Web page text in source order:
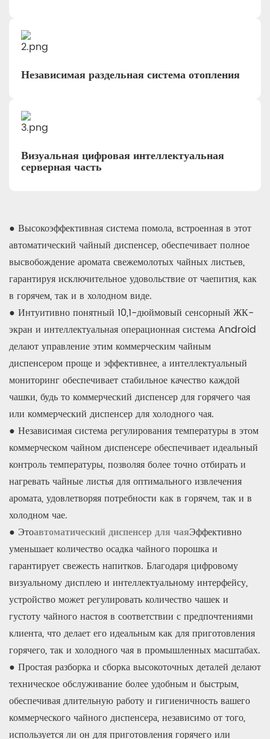
Независимая раздельная система отопления
Визуальная цифровая интеллектуальная
серверная часть
● Высокоэффективная система помола, встроенная в этот
автоматический чайный диспенсер, обеспечивает полное
высвобождение аромата свежемолотых чайных листьев,
гарантируя исключительное удовольствие от чаепития, как
в горячем, так и в холодном виде.
● Интуитивно понятный 10,1-дюймовый сенсорный ЖК-
экран и интеллектуальная операционная система Android
делают управление этим коммерческим чайным
диспенсером проще и эффективнее, а интеллектуальный
мониторинг обеспечивает стабильное качество каждой
чашки, будь то коммерческий диспенсер для горячего чая
или коммерческий диспенсер для холодного чая.
● Независимая система регулирования температуры в этом
коммерческом чайном диспенсере обеспечивает идеальный
контроль температуры, позволяя более точно отбирать и
нагревать чайные листья для оптимального извлечения
аромата, удовлетворяя потребности как в горячем, так и в
холодном чае.
● Этоавтоматический диспенсер для чаяЭффективно
уменьшает количество осадка чайного порошка и
гарантирует свежесть напитков. Благодаря цифровому
визуальному дисплею и интеллектуальному интерфейсу,
устройство может регулировать количество чашек и
густоту чайного настоя в соответствии с предпочтениями
клиента, что делает его идеальным как для приготовления
горячего, так и холодного чая в промышленных масштабах.
● Простая разборка и сборка высокоточных деталей делают
техническое обслуживание более удобным и быстрым,
обеспечивая длительную работу и гигиеничность вашего
коммерческого чайного диспенсера, независимо от того,
используется ли он для приготовления горячего или